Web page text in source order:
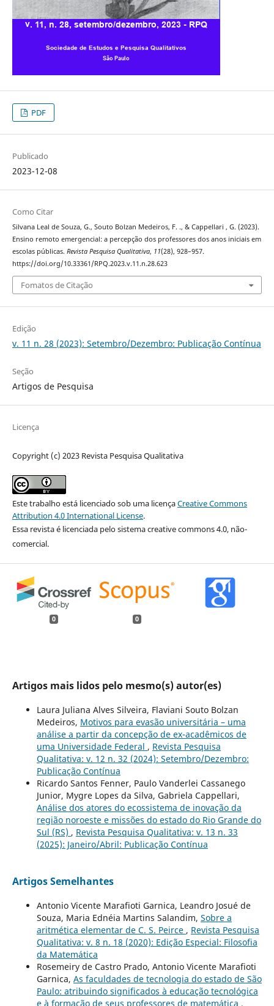
PDF
Publicado
2023-12-08
Como Citar
Silvana Leal de Souza, G., Souto Bolzan Medeiros, F. ., & Cappellari , G. (2023).
Ensino remoto emergencial: a percepção dos professores dos anos iniciais em
escolas públicas. Revista Pesquisa Qualitativa, 11(28), 928–957.
https://doi.org/10.33361/RPQ.2023.v.11.n.28.623
Fomatos de Citação
Edição
v. 11 n. 28 (2023): Setembro/Dezembro: Publicação Contínua
Seção
Artigos de Pesquisa
Licença
Copyright (c) 2023 Revista Pesquisa Qualitativa
Este trabalho está licenciado sob uma licençaCreative Commons
Attribution 4.0 International License.
Essa revista é licenciada pelo sistema creative commons 4.0, não-
comercial.
0 0
Artigos mais lidos pelo mesmo(s) autor(es)
Laura Juliana Alves Silveira, Flaviani Souto Bolzan
Medeiros, Motivos para evasão universitária – uma
análise a partir da concepção de ex-acadêmicos de
uma Universidade Federal , Revista Pesquisa
Qualitativa: v. 12 n. 32 (2024): Setembro/Dezembro:
Publicação Contínua
Ricardo Santos Fenner, Paulo Vanderlei Cassanego
Junior, Mygre Lopes da Silva, Gabriela Cappellari,
Análise dos atores do ecossistema de inovação da
região noroeste e missões do estado do Rio Grande do
Sul (RS) , Revista Pesquisa Qualitativa: v. 13 n. 33
(2025): Janeiro/Abril: Publicação Contínua
Artigos Semelhantes
Antonio Vicente Marafioti Garnica, Leandro Josué de
Souza, Maria Ednéia Martins Salandim, Sobre a
aritmética elementar de C. S. Peirce , Revista Pesquisa
Qualitativa: v. 8 n. 18 (2020): Edição Especial: Filosofia
da Matemática
Rosemeiry de Castro Prado, Antonio Vicente Marafioti
Garnica, As faculdades de tecnologia do estado de São
Paulo: atribuindo significados à educação tecnológica
e à formação de seus professores de matemática ,